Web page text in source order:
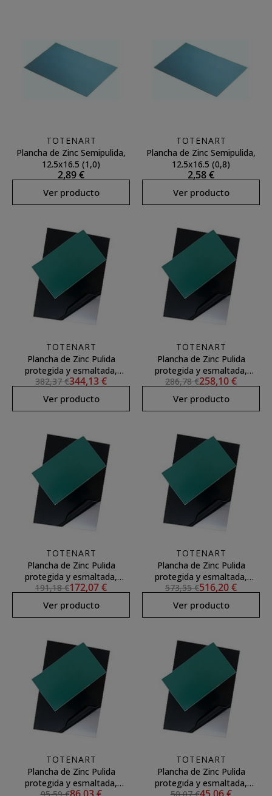
TOTENART
Plancha de Zinc Semipulida,
12.5x16.5 (1,0)
2,89 €
Ver producto
TOTENART
Plancha de Zinc Semipulida,
12.5x16.5 (0,8)
2,58 €
Ver producto
TOTENART
Plancha de Zinc Pulida
protegida y esmaltada,
50x66.6 (1,6)
382,37 €344,13 €
Ver producto
TOTENART
Plancha de Zinc Pulida
protegida y esmaltada,
50x50 (1,6)
286,78 €258,10 €
Ver producto
TOTENART
Plancha de Zinc Pulida
protegida y esmaltada,
50x33.3 (1,6)
191,18 €172,07 €
Ver producto
TOTENART
Plancha de Zinc Pulida
protegida y esmaltada,
50x100 (1,6)
573,55 €516,20 €
Ver producto
TOTENART
Plancha de Zinc Pulida
protegida y esmaltada,
TOTENART
Plancha de Zinc Pulida
protegida y esmaltada,